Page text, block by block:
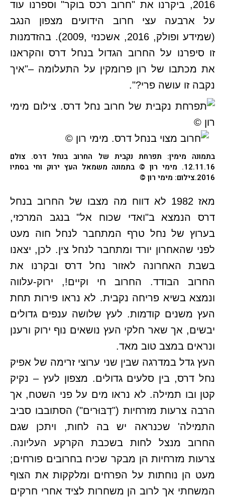
2016, ביקרנו את "חרוב רכס בוקר" וספרנו עוד
על ארבעה עצי חרוב הידועים מצפון הנגב
(שמידע ופולק, 2016, אשכנזי ,2009). בהזדמנות
זו סיפרנו על החרוב הגדול בנחל דרס והקראנו
את מכתבו של רון פרומקין על התעלומה –"איך
נקבה זו עושה פרי?".
בתמונה מימין: תפרחת נקבית של החרוב בנחל דרס. צולם
12.11.16. מימי רון © בתמונה משמאל העץ ירוק וחי בסתיו
2016.צילום: מימי רון ©
מאז 1982 לא דווח מה מצבו של החרוב בנחל
דרס הנמצא ב"ואדי שכוח אל" בנגב המרכזי,
בערוץ של נחל טרף המתחבר לנחל חוה מעט
לפני שהאחרון יורד ומתחבר לנחל צין. לכן, יצאנו
בשבת האחרונה לאזור נחל דרס ובקרנו את
החרוב הבודד. החרוב חי וקיים!, ירוק-עלווה
ונמצא בשיא פריחה נקבית. לא נראו פירות תחת
העץ משנים קודמות. לעץ שלושה ענפים גדולים
יבשים, אך שאר חלקי העץ נושאים נוף ירוק ורענן
ונראים במצב טוב מאד.
העץ גדל במדרגה שבין שני ערוצי זרימה של אפיק
נחל דרס, בין סלעים גדולים. מצפון לעץ – נקיק
קטן ובו תמילה. לא נראו מים על פני השטח, אך
הרבה צרעות מזרחיות ("דַבּוּרים") הסתובבו סביב
התמילה' שכנראה יש בה לחות, ויתכן שגם
החרוב מנצל לחות בשכבת הקרקע העליונה.
צרעות מזרחיות הן מבקר שכיח בחרובים פורחים;
מעט הן נוחתות על הפרחים ומלקקות את הצוף
המשחתי אך לרוב הן משחרות לציד אחרי חרקים